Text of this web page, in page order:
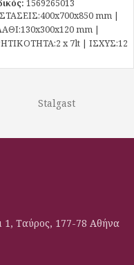
1569265013
mm |
mm |
x 7lt | ΙΣΧΥΣ:12
Stalgast
1, Ταύρος, 177-78 Αθήνα